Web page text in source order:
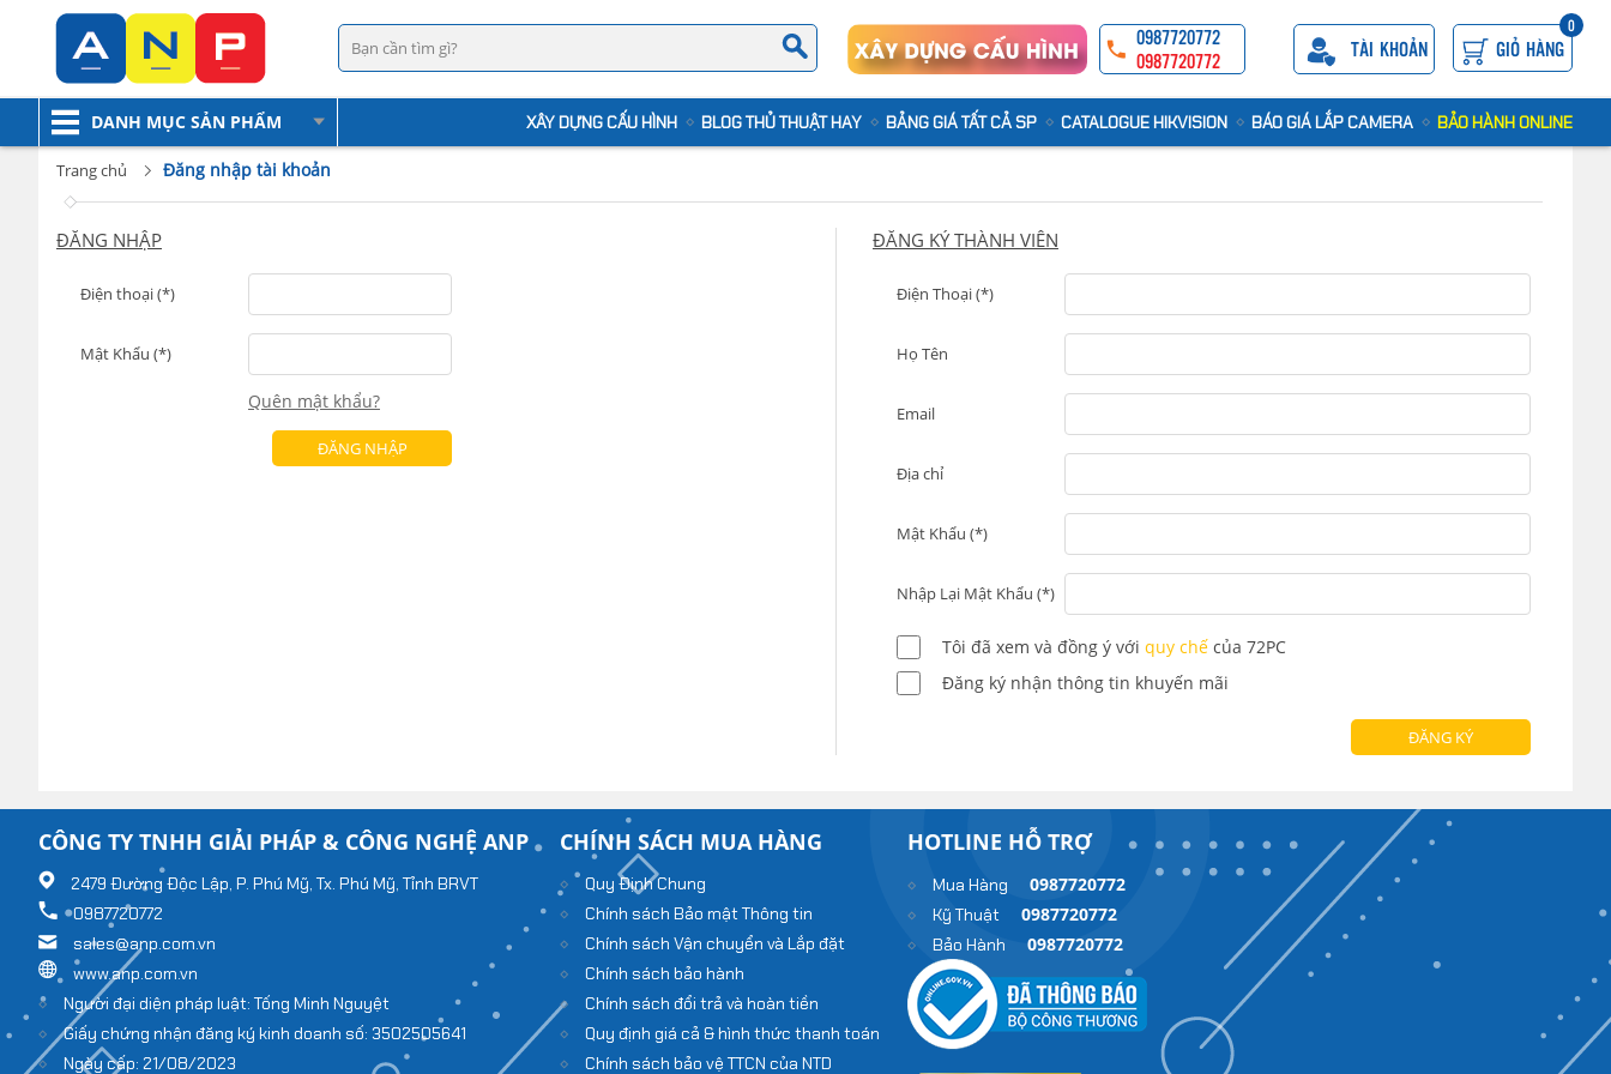
0987720772
0987720772
TÀI KHOẢN GIỎ HÀNG
0
DANH MỤC SẢN PHẨM XÂY DỰNG CẤU HÌNH BLOG THỦ THUẬT HAY BẢNG GIÁ TẤT CẢ SP CATALOGUE HIKVISION BÁO GIÁ LẮP CAMERA BẢO HÀNH ONLINE
Trang chủ Đăng nhập tài khoản
ĐĂNG NHẬP
Điện thoại (*)
Mật Khẩu (*)
Quên mật khẩu?
ĐĂNG NHẬP
ĐĂNG KÝ THÀNH VIÊN
Điện Thoại (*)
Họ Tên
Email
Địa chỉ
Mật Khẩu (*)
Nhập Lại Mật Khẩu (*)
Tôi đã xem và đồng ý với quy chế của 72PC
Đăng ký nhận thông tin khuyến mãi
ĐĂNG KÝ
CÔNG TY TNHH GIẢI PHÁP & CÔNG NGHỆ ANP
2479 Đường Độc Lập, P. Phú Mỹ, Tx. Phú Mỹ, Tỉnh BRVT
0987720772
sales@anp.com.vn
www.anp.com.vn
Người đại diện pháp luật: Tống Minh Nguyệt
Giấy chứng nhận đăng ký kinh doanh số: 3502505641
Ngày cấp: 21/08/2023
CHÍNH SÁCH MUA HÀNG
Quy Định Chung
Chính sách Bảo mật Thông tin
Chính sách Vận chuyển và Lắp đặt
Chính sách bảo hành
Chính sách đổi trả và hoàn tiền
Quy định giá cả & hình thức thanh toán
Chính sách bảo vệ TTCN của NTD
HOTLINE HỖ TRỢ
Mua Hàng 0987720772
Kỹ Thuật 0987720772
Bảo Hành 0987720772